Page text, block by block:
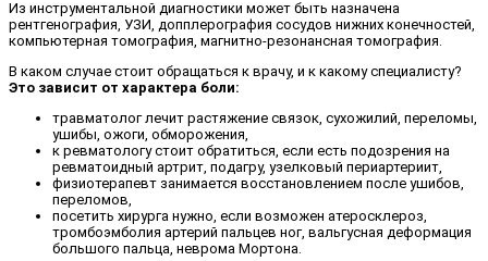
Из инструментальной диагностики может быть назначена
рентгенография, УЗИ, допплерография сосудов нижних конечностей,
компьютерная томография, магнитно-резонансная томография.
В каком случае стоит обращаться к врачу, и к какому специалисту?
Это зависит от характера боли:
травматолог лечит растяжение связок, сухожилий, переломы,
ушибы, ожоги, обморожения,
к ревматологу стоит обратиться, если есть подозрения на
ревматоидный артрит, подагру, узелковый периартериит,
физиотерапевт занимается восстановлением после ушибов,
переломов,
посетить хирурга нужно, если возможен атеросклероз,
тромбоэмболия артерий пальцев ног, вальгусная деформация
большого пальца, неврома Мортона.